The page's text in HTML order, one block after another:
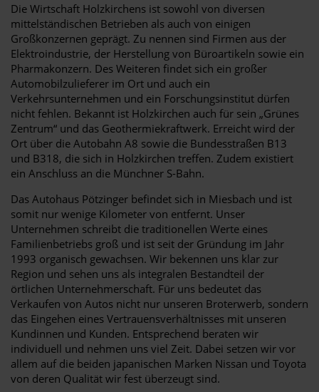
Die Wirtschaft Holzkirchens ist sowohl von diversen
mittelständischen Betrieben als auch von einigen
Großkonzernen geprägt. Zu nennen sind Firmen aus der
Elektroindustrie, der Herstellung von Büroartikeln sowie ein
Pharmakonzern. Des Weiteren findet sich ein großer
Automobilzulieferer im Ort und auch ein
Verkehrsunternehmen und ein Forschungsinstitut dürfen
nicht fehlen. Bekannt ist Holzkirchen auch für sein „Grünes
Zentrum“ und das Geothermiekraftwerk. Erreicht wird der
Ort über die Autobahn A8 sowie die Bundesstraßen B13
und B318, die sich in Holzkirchen treffen. Zudem existiert
ein Anschluss an die Münchner S-Bahn.
Das Autohaus Pötzinger befindet sich in Miesbach und ist
somit nur wenige Kilometer von entfernt. Unser
Unternehmen schreibt die traditionellen Werte eines
Familienbetriebs groß und ist seit der Gründung im Jahr
1993 organisch gewachsen. Wir bekennen uns klar zur
Region und sehen uns als integralen Bestandteil der
örtlichen Unternehmerschaft. Für uns bedeutet das
Verkaufen von Autos nicht nur unseren Broterwerb, sondern
das Eingehen eines Vertrauensverhältnisses mit unseren
Kundinnen und Kunden. Entsprechend beraten wir
individuell und nehmen uns viel Zeit. Dabei setzen wir vor
allem auf die beiden japanischen Marken Nissan und Toyota
von deren Qualität wir fest überzeugt sind.